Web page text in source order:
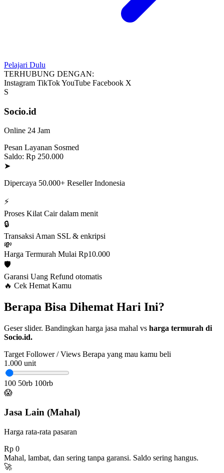
Pelajari Dulu
TERHUBUNG DENGAN:
Instagram TikTokYouTube Facebook X
S
Socio.id
Online 24 Jam
Pesan Layanan Sosmed
Saldo: Rp 250.000
➤
Dipercaya 50.000+ Reseller Indonesia
⚡
Proses Kilat Cair dalam menit
🔒
Transaksi Aman SSL & enkripsi
💸
Harga Termurah Mulai Rp10.000
🛡️
Garansi Uang Refund otomatis
🔥 Cek Hemat Kamu
Berapa Bisa Dihemat Hari Ini?
Geser slider. Bandingkan harga jasa mahal vs harga termurah di
Socio.id.
Target Follower / Views Berapa yang mau kamu beli
1.000 unit
100 50rb 100rb
😱
Jasa Lain (Mahal)
Harga rata-rata pasaran
Rp 0
Mahal, lambat, dan sering tanpa garansi. Saldo sering hangus.
🚀